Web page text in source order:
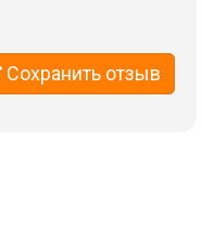
Сохранить отзыв